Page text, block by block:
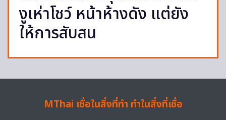
งูเห่าโชว์ หน้าห้างดัง แต่ยัง
ให้การสับสน
MThai เชื่อในสิ่งที่ทำ ทำในสิ่งที่เชื่อ